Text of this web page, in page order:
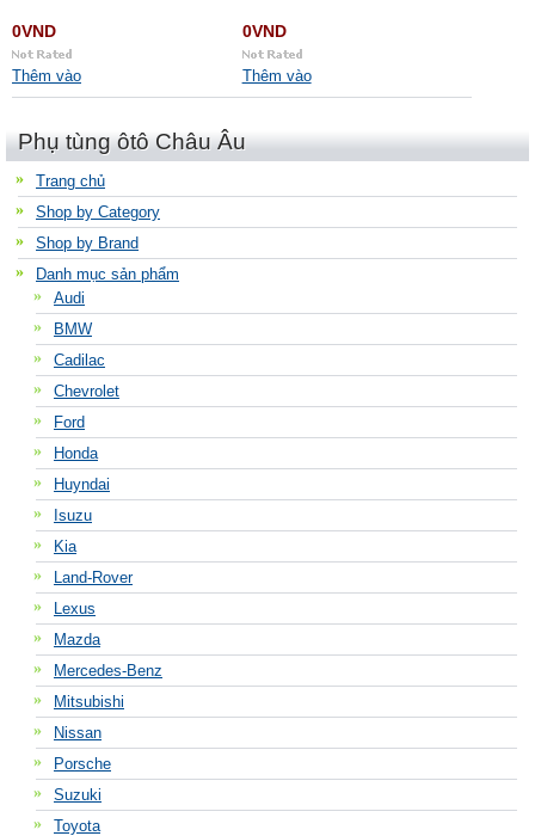
0VND
Thêm vào
0VND
Thêm vào
Phụ tùng ôtô Châu Âu
Trang chủ
Shop by Category
Shop by Brand
Danh mục sản phẩm
Audi
BMW
Cadilac
Chevrolet
Ford
Honda
Huyndai
Isuzu
Kia
Land-Rover
Lexus
Mazda
Mercedes-Benz
Mitsubishi
Nissan
Porsche
Suzuki
Toyota